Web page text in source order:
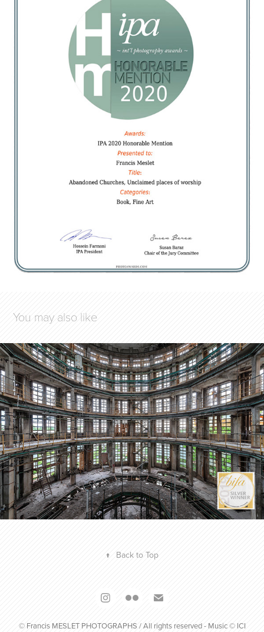
You may also like
BUDAPEST INTERNATIONNAL FOTO
AWARDS 2019
2019
↑ Back to Top
© Francis MESLET PHOTOGRAPHS / All rights reserved - Music © ICI